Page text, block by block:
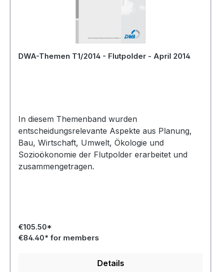
DWA-Themen T1/2014 - Flutpolder - April 2014
In diesem Themenband wurden
entscheidungsrelevante Aspekte aus Planung,
Bau, Wirtschaft, Umwelt, Ökologie und
Sozioökonomie der Flutpolder erarbeitet und
zusammengetragen.
€105.50*
€84.40* for members
Details